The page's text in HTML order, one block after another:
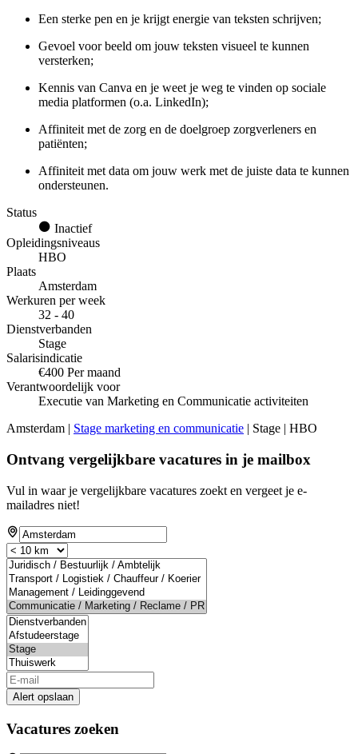
Een sterke pen en je krijgt energie van teksten schrijven;
Gevoel voor beeld om jouw teksten visueel te kunnen
versterken;
Kennis van Canva en je weet je weg te vinden op sociale
media platformen (o.a. LinkedIn);
Affiniteit met de zorg en de doelgroep zorgverleners en
patiënten;
Affiniteit met data om jouw werk met de juiste data te kunnen
ondersteunen.
Status
Inactief
Opleidingsniveaus
HBO
Plaats
Amsterdam
Werkuren per week
32 - 40
Dienstverbanden
Stage
Salarisindicatie
€400 Per maand
Verantwoordelijk voor
Executie van Marketing en Communicatie activiteiten
Amsterdam | Stage marketing en communicatie | Stage | HBO
Ontvang vergelijkbare vacatures in je mailbox
Vul in waar je vergelijkbare vacatures zoekt en vergeet je e-
mailadres niet!
Alert opslaan
Vacatures zoeken